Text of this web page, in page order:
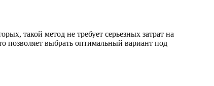
такой метод не требует серьезных затрат на
позволяет выбрать оптимальный вариант под